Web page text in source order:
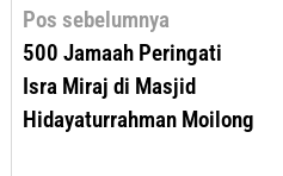
Navigasi
Pos sebelumnya
500 Jamaah Peringati
Isra Miraj di Masjid
Hidayaturrahman Moilong